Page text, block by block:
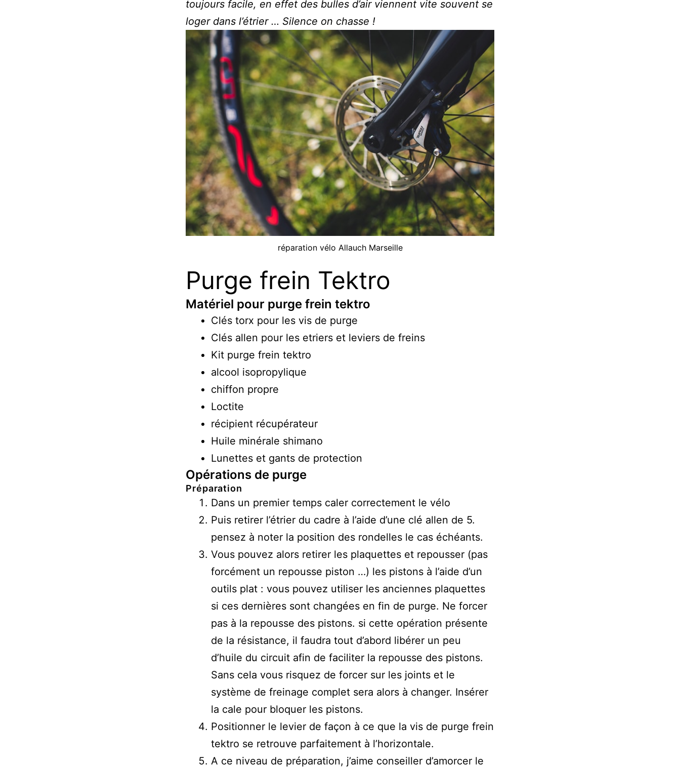
toujours facile, en effet des bulles d’air viennent vite souvent se
loger dans l’étrier … Silence on chasse !
réparation vélo Allauch Marseille
Purge frein Tektro
Matériel pour purge frein tektro
Clés torx pour les vis de purge
Clés allen pour les etriers et leviers de freins
Kit purge frein tektro
alcool isopropylique
chiffon propre
Loctite
récipient récupérateur
Huile minérale shimano
Lunettes et gants de protection
Opérations de purge
Préparation
Dans un premier temps caler correctement le vélo
Puis retirer l’étrier du cadre à l’aide d’une clé allen de 5.
pensez à noter la position des rondelles le cas échéants.
Vous pouvez alors retirer les plaquettes et repousser (pas
forcément un repousse piston …) les pistons à l’aide d’un
outils plat : vous pouvez utiliser les anciennes plaquettes
si ces dernières sont changées en fin de purge. Ne forcer
pas à la repousse des pistons. si cette opération présente
de la résistance, il faudra tout d’abord libérer un peu
d’huile du circuit afin de faciliter la repousse des pistons.
Sans cela vous risquez de forcer sur les joints et le
système de freinage complet sera alors à changer. Insérer
la cale pour bloquer les pistons.
Positionner le levier de façon à ce que la vis de purge frein
tektro se retrouve parfaitement à l’horizontale.
A ce niveau de préparation, j’aime conseiller d’amorcer le